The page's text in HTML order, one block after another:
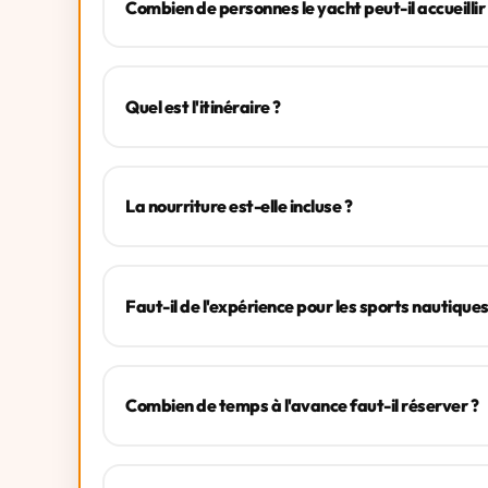
Combien de personnes le yacht peut-il accueillir
Quel est l'itinéraire ?
La nourriture est-elle incluse ?
Faut-il de l'expérience pour les sports
Combien de temps à l'avance faut-il réserver ?